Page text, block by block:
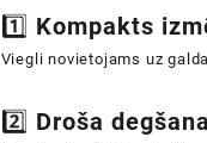
1️⃣ Kompakts
Viegli novietojams uz
2️⃣ Droša degšana